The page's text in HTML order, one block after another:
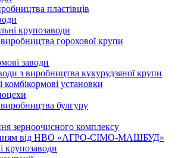
пластівців
крупозаводи
горохової крупи
заводи
з виробництва кукурудзяної крупи
комбікормові установки
булгуру
зерноочисного комплексу
від НВО «АГРО-СІМО-МАШБУД»
крупозаводи